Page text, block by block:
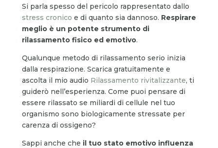
Si parla spesso del pericolo rappresentato dallo
stress cronico e di quanto sia dannoso. Respirare
meglio è un potente strumento di
rilassamento fisico ed emotivo.
Qualunque metodo di rilassamento serio inizia
dalla respirazione. Scarica gratuitamente e
ascolta il mio audio Rilassamento rivitalizzante, ti
guiderò nell’esperienza. Come puoi pensare di
essere rilassato se miliardi di cellule nel tuo
organismo sono biologicamente stressate per
carenza di ossigeno?
Sappi anche che il tuo stato emotivo influenza